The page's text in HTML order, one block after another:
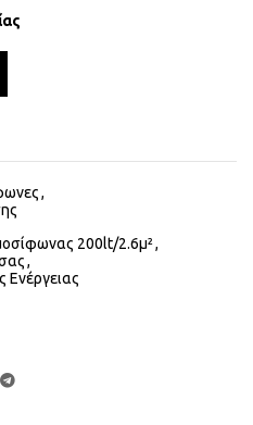
,
200lt/2.6μ²,
,
Ενέργειας